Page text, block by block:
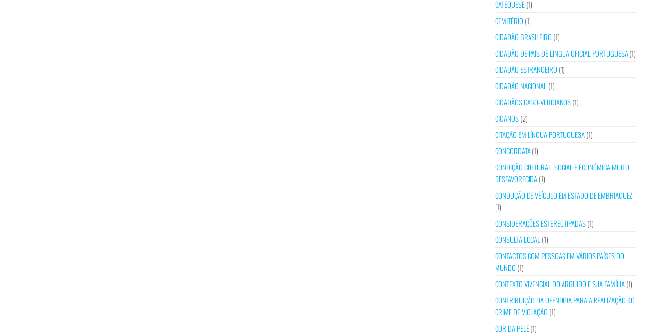
CATEQUESE(1)
CEMITÉRIO (1)
CIDADÃO BRASILEIRO (1)
CIDADÃO DE PAÍS DE LÍNGUA OFICIAL PORTUGUESA(1)
CIDADÃO ESTRANGEIRO (1)
CIDADÃO NACIONAL (1)
CIDADÃOS CABO-VERDIANOS(1)
CIGANOS(2)
CITAÇÃO EM LÍNGUA PORTUGUESA(1)
CONCORDATA(1)
CONDIÇÃO CULTURAL, SOCIAL E ECONÓMICA MUITO
DESFAVORECIDA(1)
CONDUÇÃO DE VEÍCULO EM ESTADO DE EMBRIAGUEZ
(1)
CONSIDERAÇÕES ESTEREOTIPADAS(1)
CONSULTA LOCAL (1)
CONTACTOS COM PESSOAS EM VÁRIOS PAÍSES DO
MUNDO (1)
CONTEXTO VIVENCIAL DO ARGUIDO E SUA FAMÍLIA(1)
CONTRIBUIÇÃO DA OFENDIDA PARA A REALIZAÇÃO DO
CRIME DE VIOLAÇÃO (1)
COR DA PELE(1)